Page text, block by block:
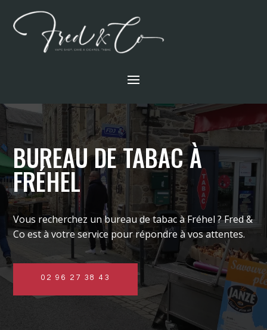
BUREAU DE TABAC À
FRÉHEL
Vous recherchez un bureau de tabac àFréhel?Fred &
Coest à votre service pour répondre à vos attentes.
02 96 27 38 43